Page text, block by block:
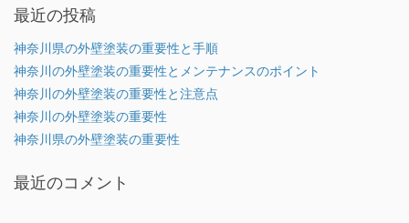
最近の投稿
神奈川県の外壁塗装の重要性と手順
神奈川の外壁塗装の重要性とメンテナンスのポイント
神奈川の外壁塗装の重要性と注意点
神奈川の外壁塗装の重要性
神奈川県の外壁塗装の重要性
最近のコメント